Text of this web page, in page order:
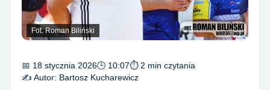
Fot. Roman Biliński
📅 18 stycznia 2026🕒 10:07⏱ 2 min czytania
✍️ Autor: Bartosz Kucharewicz